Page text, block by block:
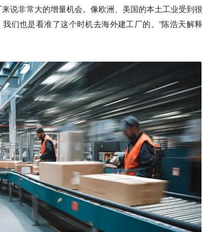
说非常大的增量机会。像欧洲、美国的本土工业受到很
们也是看准了这个时机去海外建工厂的。”陈浩天解释